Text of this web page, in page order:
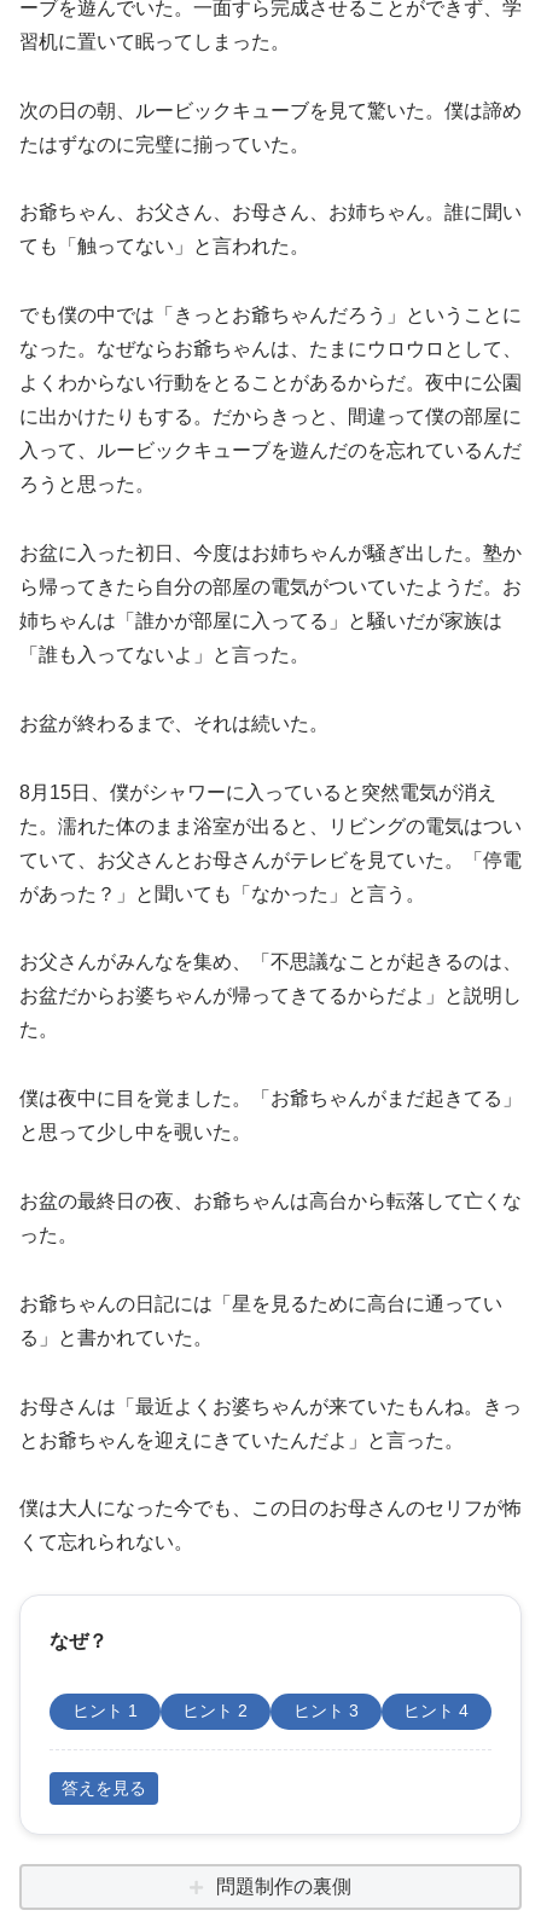
ーブを遊んでいた。一面すら完成させることができず、学
習机に置いて眠ってしまった。
次の日の朝、ルービックキューブを見て驚いた。僕は諦め
たはずなのに完璧に揃っていた。
お爺ちゃん、お父さん、お母さん、お姉ちゃん。誰に聞い
ても「触ってない」と言われた。
でも僕の中では「きっとお爺ちゃんだろう」ということに
なった。なぜならお爺ちゃんは、たまにウロウロとして、
よくわからない行動をとることがあるからだ。夜中に公園
に出かけたりもする。だからきっと、間違って僕の部屋に
入って、ルービックキューブを遊んだのを忘れているんだ
ろうと思った。
お盆に入った初日、今度はお姉ちゃんが騒ぎ出した。塾か
ら帰ってきたら自分の部屋の電気がついていたようだ。お
姉ちゃんは「誰かが部屋に入ってる」と騒いだが家族は
「誰も入ってないよ」と言った。
お盆が終わるまで、それは続いた。
8月15日、僕がシャワーに入っていると突然電気が消え
た。濡れた体のまま浴室が出ると、リビングの電気はつい
ていて、お父さんとお母さんがテレビを見ていた。「停電
があった？」と聞いても「なかった」と言う。
お父さんがみんなを集め、「不思議なことが起きるのは、
お盆だからお婆ちゃんが帰ってきてるからだよ」と説明し
た。
僕は夜中に目を覚ました。「お爺ちゃんがまだ起きてる」
と思って少し中を覗いた。
お盆の最終日の夜、お爺ちゃんは高台から転落して亡くな
った。
お爺ちゃんの日記には「星を見るために高台に通ってい
る」と書かれていた。
お母さんは「最近よくお婆ちゃんが来ていたもんね。きっ
とお爺ちゃんを迎えにきていたんだよ」と言った。
僕は大人になった今でも、この日のお母さんのセリフが怖
くて忘れられない。
なぜ？
ヒント 1 ヒント 2 ヒント 3 ヒント 4
答えを見る
問題制作の裏側